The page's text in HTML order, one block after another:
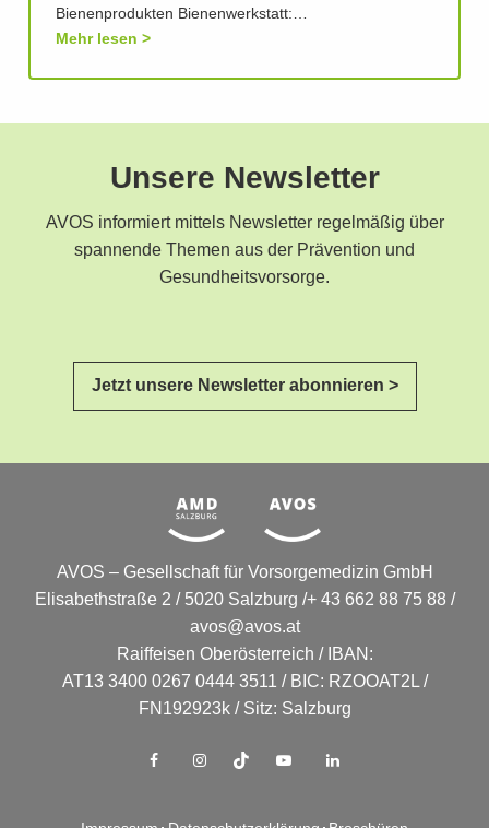
Bienenprodukten Bienenwerkstatt:…
Mehr lesen
Unsere Newsletter
AVOS informiert mittels Newsletter regelmäßig über
spannende Themen aus der Prävention und
Gesundheitsvorsorge.
Jetzt unsere Newsletter abonnieren >
AVOS – Gesellschaft für Vorsorgemedizin GmbH
Elisabethstraße 2 / 5020 Salzburg /+ 43 662 88 75 88 /
avos@avos.at
Raiffeisen Oberösterreich / IBAN:
AT13 3400 0267 0444 3511 / BIC: RZOOAT2L /
FN192923k / Sitz: Salzburg